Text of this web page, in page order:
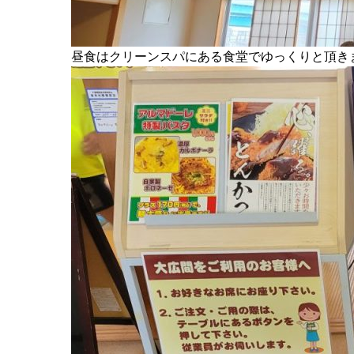
昼食はクリーンスパにある食堂でゆっくりと頂き